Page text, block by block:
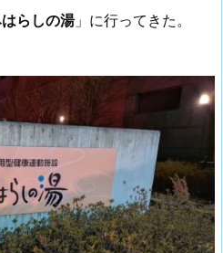
らしの湯」に行ってきた。